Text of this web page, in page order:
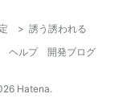
> 誘う誘われる
ヘルプ
開発ブログ
Hatena.